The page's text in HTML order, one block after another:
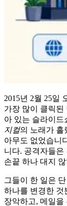
2015년 2월 25일
가장 많이 클릭
아 있는 슬라이드
지컬의 노래가 흘
아무도 없었습니
니다. 공격자들은
손끝 하나 대지
그들이 한 일은
하나를 변경한 것
장악하고, 메일을